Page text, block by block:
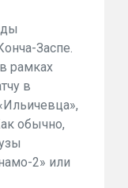
Заспе.
рамках
в
обычно,
2» или